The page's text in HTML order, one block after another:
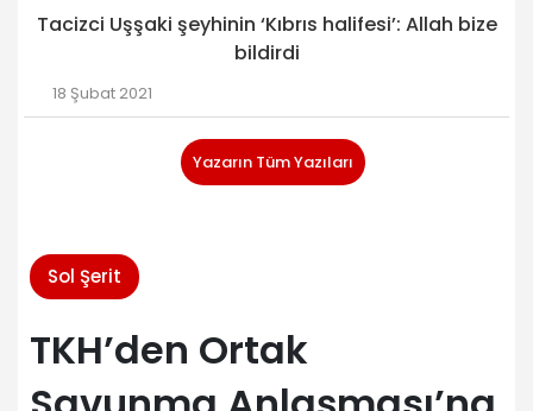
Tacizci Uşşaki şeyhinin ‘Kıbrıs halifesi’: Allah bize
bildirdi
18 Şubat 2021
Yazarın Tüm Yazıları
Sol Şerit
TKH’den Ortak